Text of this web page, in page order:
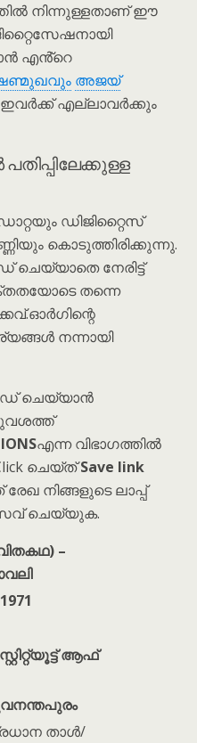
നിന്നുള്ളതാണ് ഈ
എൻ്റെ
അജയ്
എല്ലാവർക്കും
പതിപ്പിലേക്കുള്ള
ഡിജിറ്റൈസ്
കൊടുത്തിരിക്കുന്നു.
നേരിട്ട്
തന്നെ
നന്നായി
ചെയ്യാൻ
എന്ന വിഭാഗത്തിൽ
ചെയ്ത്Save link
നിങ്ങളുടെ ലാപ്പ്
സേവ് ചെയ്യുക.
–
1971
ആഫ്
താൾ/